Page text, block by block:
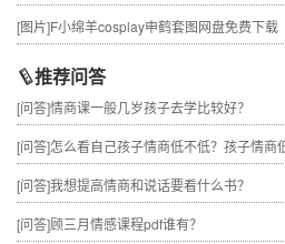
[图片]F小绵羊cosplay申鹤套图网盘免费下载
推荐问答
[问答]情商课一般几岁孩子去学比较好？
[问答]怎么看自己孩子情商低不低？孩子情商
[问答]我想提高情商和说话要看什么书？
[问答]顾三月情感课程pdf谁有？